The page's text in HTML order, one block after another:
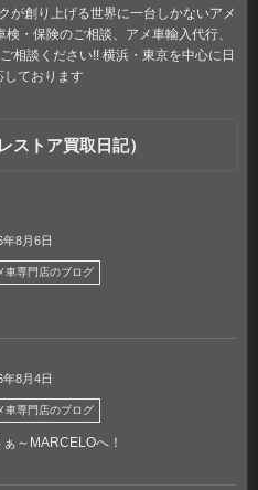
が創り上げる世界に一台しかないアメ
・保険のご相談、アメ車輸入代行、
相談ください!! 横浜・東京を中心に日
しております
ストア買取日記）
年8月6日
車専門店のブログ
年8月4日
車専門店のブログ
～MARCELOへ！